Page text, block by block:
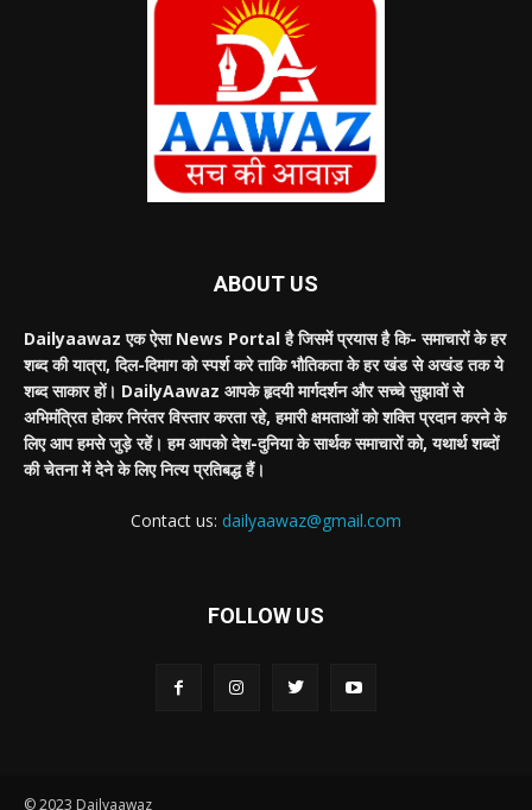
ABOUT US
Dailyaawaz एक ऐसा News Portal है जिसमें प्रयास है कि- समाचारों के हर
शब्द की यात्रा, दिल-दिमाग को स्पर्श करे ताकि भौतिकता के हर खंड से अखंड तक ये
शब्द साकार हों। DailyAawaz आपके हृदयी मार्गदर्शन और सच्चे सुझावों से
अभिमंत्रित होकर निरंतर विस्तार करता रहे, हमारी क्षमताओं को शक्ति प्रदान करने के
लिए आप हमसे जुड़े रहें। हम आपको देश-दुनिया के सार्थक समाचारों को, यथार्थ शब्दों
की चेतना में देने के लिए नित्य प्रतिबद्ध हैं।
Contact us: dailyaawaz@gmail.com
FOLLOW US
© 2023 Dailyaawaz